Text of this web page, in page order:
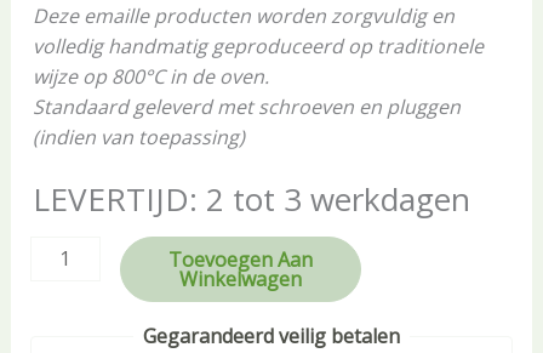
Deze emaille producten worden zorgvuldig en
volledig handmatig geproduceerd op traditionele
wijze op 800°C in de oven.
Standaard geleverd met schroeven en pluggen
(indien van toepassing)
LEVERTIJD: 2 tot 3 werkdagen
Toevoegen Aan
Winkelwagen
Gegarandeerd veilig betalen